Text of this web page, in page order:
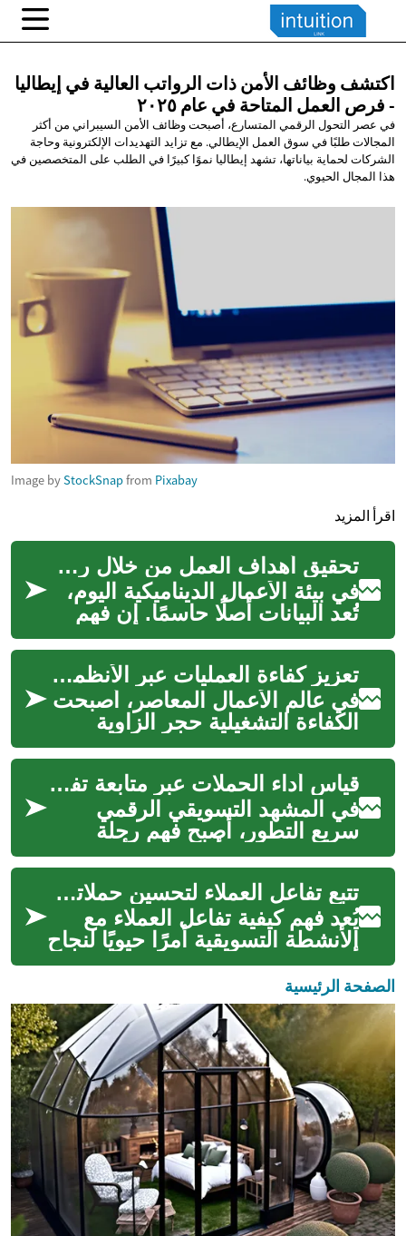
اكتشف وظائف الأمن ذات الرواتب العالية في إيطاليا
- فرص العمل المتاحة في عام ٢٠٢٥
في عصر التحول الرقمي المتسارع، أصبحت وظائف الأمن السيبراني من أكثر
المجالات طلبًا في سوق العمل الإيطالي. مع تزايد التهديدات الإلكترونية وحاجة
الشركات لحماية بياناتها، تشهد إيطاليا نموًا كبيرًا في الطلب على المتخصصين في
هذا المجال الحيوي.
Image byStockSnapfrom Pixabay
اقرأ المزيد
تحقيق أهداف العمل من خلال رؤى البيانات
في بيئة الأعمال الديناميكية اليوم،
تُعد البيانات أصلًا حاسمًا. إن فهم
كيفية جمع هذه البيانات وتحليلها
والاستفادة منها...
تعزيز كفاءة العمليات عبر الأنظمة الرقمية
في عالم الأعمال المعاصر، أصبحت
الكفاءة التشغيلية حجر الزاوية
للنجاح والاستمرارية. تسعى
المؤسسات باستمرار إلى طرق
مبتك...
قياس أداء الحملات عبر متابعة تفاعلات العملاء
في المشهد التسويقي الرقمي
سريع التطور، أصبح فهم رحلة
العميل بالكامل أمرًا بالغ الأهمية
لنجاح أي حملة. مع تزايد أهمية ...
تتبع تفاعل العملاء لتحسين حملاتك التسويقية
يُعد فهم كيفية تفاعل العملاء مع
الأنشطة التسويقية أمرًا حيويًا لنجاح
أي عمل تجاري في المشهد الرقمي
المعاصر. تتيح تقني...
الصفحة الرئيسية